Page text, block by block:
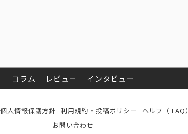
コラム レビュー インタビュー
個人情報保護方針 利用規約・投稿ポリシー ヘルプ（ FAQ）
お問い合わせ